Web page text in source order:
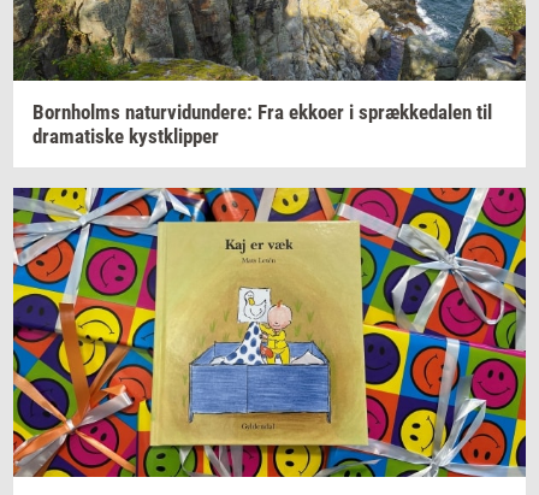
Born­holms na­tur­vi­dun­de­re: Fra ek­ko­er i spræk­ke­da­len til
dra­ma­ti­ske kyst­klip­per